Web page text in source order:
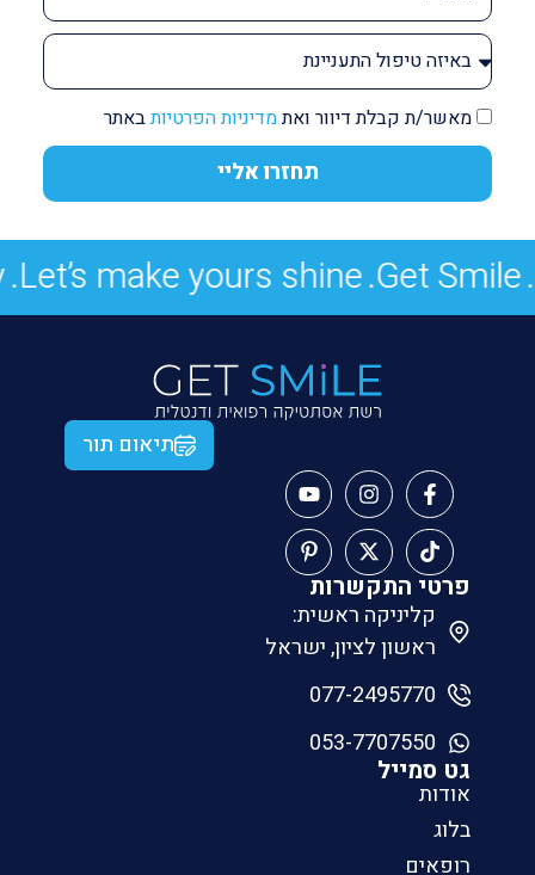
מאשר/ת קבלת דיוור ואתמדיניות הפרטיותבאתר
תחזרו אליי
make yours shine. Get Smile.
תיאום תור
פרטי התקשרות
קליניקה ראשית:
ראשון לציון, ישראל
077-2495770
053-7707550
גט סמייל
אודות
בלוג
רופאים